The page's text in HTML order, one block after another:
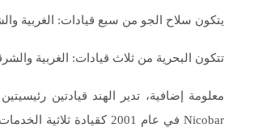
يتكون سلاح الجو من سبع قيادات: الغربية
تتكون البحرية من ثلاث قيادات: الغربية